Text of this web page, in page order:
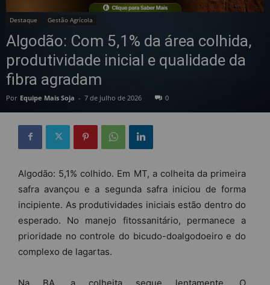
Destaque Gestão Agrícola
Algodão: Com 5,1% da área colhida,
produtividade inicial e qualidade da
fibra agradam
Por Equipe Mais Soja - 7 de julho de 2026 0
Algodão: 5,1% colhido. Em MT, a colheita da primeira
safra avançou e a segunda safra iniciou de forma
incipiente. As produtividades iniciais estão dentro do
esperado. No manejo fitossanitário, permanece a
prioridade no controle do bicudo-doalgodoeiro e do
complexo de lagartas.
Na BA, a colheita segue lentamente. O